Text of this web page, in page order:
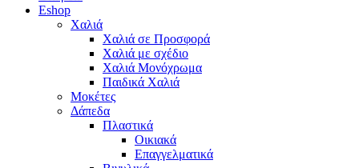
Eshop
Χαλιά
Χαλιά σε Προσφορά
Χαλιά με σχέδιο
Χαλιά Μονόχρωμα
Παιδικά Χαλιά
Μοκέτες
Δάπεδα
Πλαστικά
Οικιακά
Επαγγελματικά